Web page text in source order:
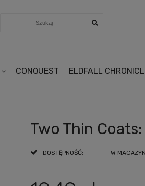
CONQUEST ELDFALL
Two Thin
DOSTĘPNOŚĆ: W